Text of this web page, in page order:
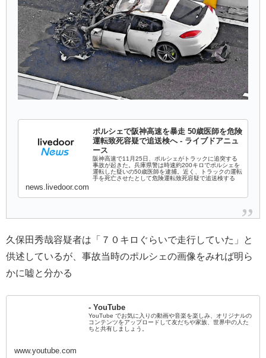
ポルシェで阪神高速を暴走 50歳医師を危険
運転致死容疑で追送検へ - ライブドアニュ
ース
阪神高速で11月25日、ポルシェがトラックに追突する
事故が起きた。兵庫県警は時速約200キロでポルシェを
運転した疑いの50歳医師を逮捕。近く、トラックの運転
手を死亡させたとして危険運転致死容疑で追送検する
news.livedoor.com
久保田秀哉容疑者は「７０キロぐらいで走行していた」と
供述しているが、事故当時のポルシェの画像をみれば明ら
かに嘘と分かる
- YouTube
YouTube でお気に入りの動画や音楽を楽しみ、オリジナルの
コンテンツをアップロードして友だちや家族、世界中の人た
ちと共有しましょう。
www.youtube.com